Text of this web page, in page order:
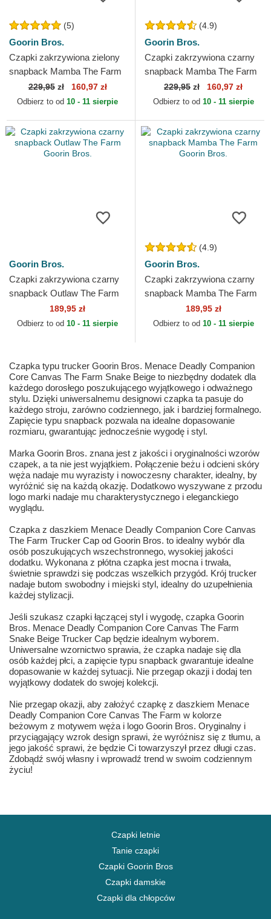
(5)
Goorin Bros.
Czapki zakrzywiona zielony
snapback Mamba The Farm
Premium The Farm Goorin
Bros.
229,95zł 160,97 zł
Odbierz to od 10 - 11 sierpie
(4.9)
Goorin Bros.
Czapki zakrzywiona czarny
snapback Mamba The Farm
Premium The Farm Goorin
Bros.
229,95 zł 160,97 zł
Odbierz to od 10 - 11 sierpie
Goorin Bros.
Czapki zakrzywiona czarny
snapback Outlaw The Farm
Goorin Bros.189,95 zł
Odbierz to od 10 - 11 sierpie
(4.9)
Goorin Bros.
Czapki zakrzywiona czarny
snapback Mamba The Farm
Goorin Bros.189,95 zł
Odbierz to od 10 - 11 sierpie
Czapka typu trucker Goorin Bros. Menace Deadly Companion
Core Canvas The Farm Snake Beige to niezbędny dodatek dla
każdego dorosłego poszukującego wyjątkowego i odważnego
stylu. Dzięki uniwersalnemu designowi czapka ta pasuje do
każdego stroju, zarówno codziennego, jak i bardziej formalnego.
Zapięcie typu snapback pozwala na idealne dopasowanie
rozmiaru, gwarantując jednocześnie wygodę i styl.
Marka Goorin Bros. znana jest z jakości i oryginalności wzorów
czapek, a ta nie jest wyjątkiem. Połączenie beżu i odcieni skóry
węża nadaje mu wyrazisty i nowoczesny charakter, idealny, by
wyróżnić się na każdą okazję. Dodatkowo wyszywane z przodu
logo marki nadaje mu charakterystycznego i eleganckiego
wyglądu.
Czapka z daszkiem Menace Deadly Companion Core Canvas
The Farm Trucker Cap od Goorin Bros. to idealny wybór dla
osób poszukujących wszechstronnego, wysokiej jakości
dodatku. Wykonana z płótna czapka jest mocna i trwała,
świetnie sprawdzi się podczas wszelkich przygód. Krój trucker
nadaje butom swobodny i miejski styl, idealny do uzupełnienia
każdej stylizacji.
Jeśli szukasz czapki łączącej styl i wygodę, czapka Goorin
Bros. Menace Deadly Companion Core Canvas The Farm
Snake Beige Trucker Cap będzie idealnym wyborem.
Uniwersalne wzornictwo sprawia, że czapka nadaje się dla
osób każdej płci, a zapięcie typu snapback gwarantuje idealne
dopasowanie w każdej sytuacji. Nie przegap okazji i dodaj ten
wyjątkowy dodatek do swojej kolekcji.
Nie przegap okazji, aby założyć czapkę z daszkiem Menace
Deadly Companion Core Canvas The Farm w kolorze
beżowym z motywem węża i logo Goorin Bros. Oryginalny i
przyciągający wzrok design sprawi, że wyróżnisz się z tłumu, a
jego jakość sprawi, że będzie Ci towarzyszył przez długi czas.
Zdobądź swój własny i wprowadź trend w swoim codziennym
życiu!
Czapki letnie
Tanie czapki
Czapki Goorin Bros
Czapki damskie
Czapki dla chłopców